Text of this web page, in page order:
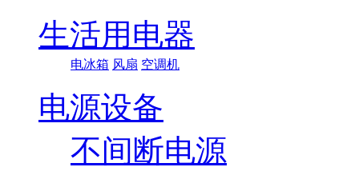
生活用电器
电冰箱 风扇 空调机
电源设备
不间断电源